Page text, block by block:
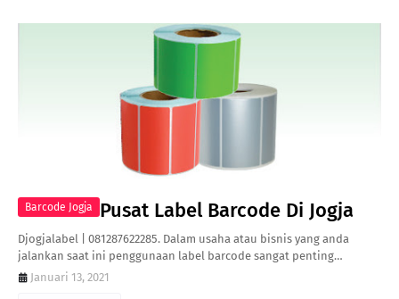
Barcode Jogja Pusat Label Barcode Di Jogja
Djogjalabel | 081287622285. Dalam usaha atau bisnis yang anda
jalankan saat ini penggunaan label barcode sangat penting…
Januari 13, 2021